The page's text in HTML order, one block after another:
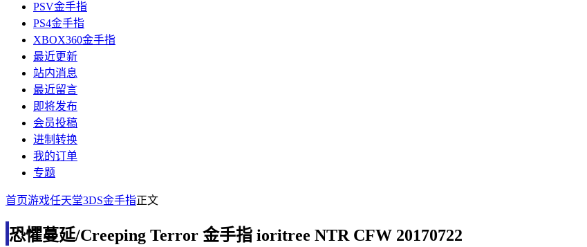
PSV金手指
PS4金手指
XBOX360金手指
最近更新
站内消息
最近留言
即将发布
会员投稿
进制转换
我的订单
专题
首页游戏任天堂3DS金手指正文
恐懼蔓延/Creeping Terror 金手指 ioritree NTR CFW 20170722